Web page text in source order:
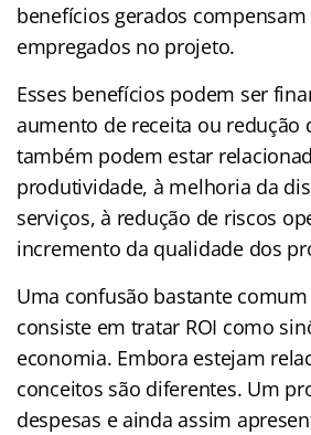
benefícios gerados
empregados no projeto.
Esses benefícios podem ser
aumento de receita ou redução
também podem estar
produtividade, à melhoria da
serviços, à redução de riscos
incremento da qualidade dos
Uma confusão bastante
consiste em tratar ROI como
economia. Embora estejam
conceitos são diferentes. Um
despesas e ainda assim